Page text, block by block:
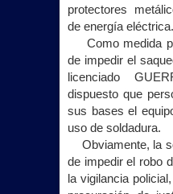
protectores
de energía eléctrica.
Como medida
de impedir el
licenciado
dispuesto que
sus bases el
uso de soldadura.
Obviamente, la
de impedir el robo
la vigilancia